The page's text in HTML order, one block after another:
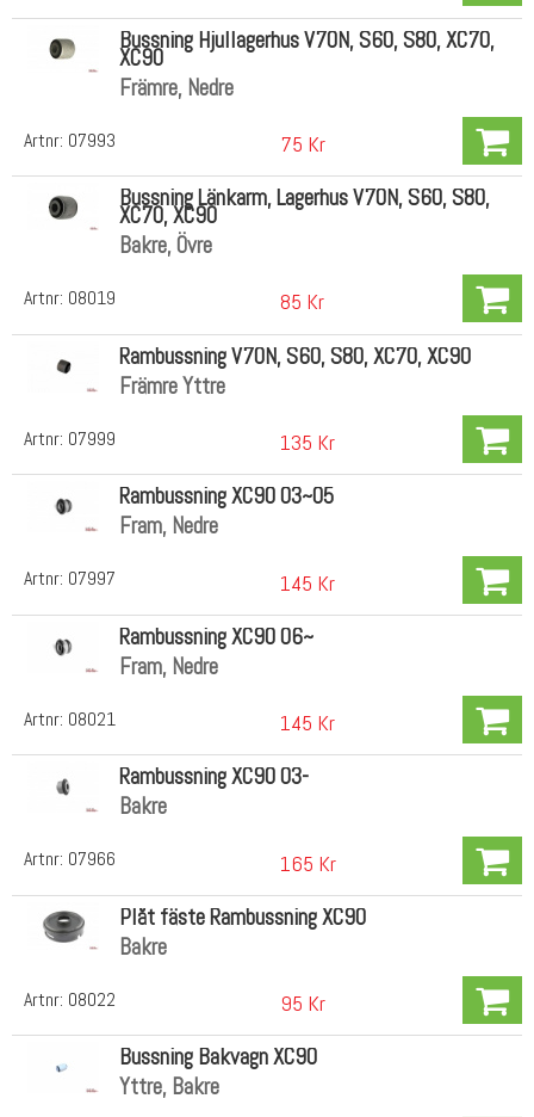
Artnr: 07993
Bussning Hjullagerhus V70N, S60, S80, XC70,
XC90
Främre, Nedre
75 Kr
Artnr: 08019
Bussning Länkarm, Lagerhus V70N, S60, S80,
XC70, XC90
Bakre, Övre
85 Kr
Artnr: 07999
Rambussning V70N, S60, S80, XC70, XC90
Främre Yttre
135 Kr
Artnr: 07997
Rambussning XC90 03~05
Fram, Nedre
145 Kr
Artnr: 08021
Rambussning XC90 06~
Fram, Nedre
145 Kr
Artnr: 07966
Rambussning XC90 03-
Bakre
165 Kr
Artnr: 08022
Plåt fäste Rambussning XC90
Bakre
95 Kr
Bussning Bakvagn XC90
Yttre, Bakre